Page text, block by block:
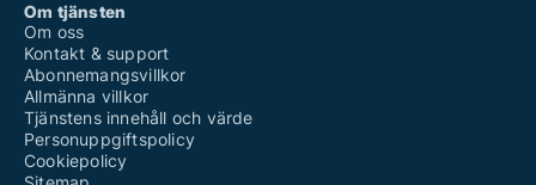
Om tjänsten
Om oss
Kontakt & support
Abonnemangsvillkor
Allmänna villkor
Tjänstens innehåll och värde
Personuppgiftspolicy
Cookiepolicy